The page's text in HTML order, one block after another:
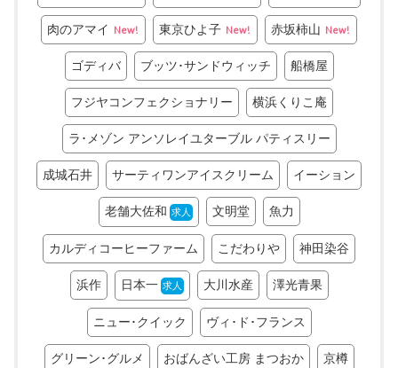
肉のアマイ New! 東京ひよ子 New! 赤坂柿山 New!
ゴディバ ブッツ･サンドウィッチ 船橋屋
フジヤコンフェクショナリー 横浜くりこ庵
ラ･メゾン アンソレイユターブル パティスリー
成城石井 サーティワンアイスクリーム イーション
老舗大佐和 求人 文明堂 魚力
カルディコーヒーファーム こだわりや 神田染谷
浜作 日本一 求人 大川水産 澤光青果
ニュー･クイック ヴィ･ド･フランス
グリーン･グルメ おばんざい工房 まつおか 京樽